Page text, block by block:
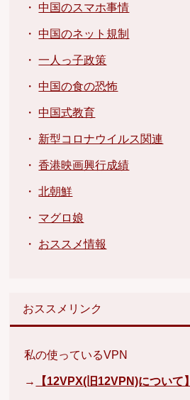
・中国のスマホ事情
・中国のネット規制
・一人っ子政策
・中国の食の恐怖
・中国式教育
・ 新型コロナウイルス関連
・香港映画興行成績
・北朝鮮
・ マグロ娘
・ おススメ情報
おススメリンク
私の使っているVPN
→ 【12VPX(旧12VPN)について】